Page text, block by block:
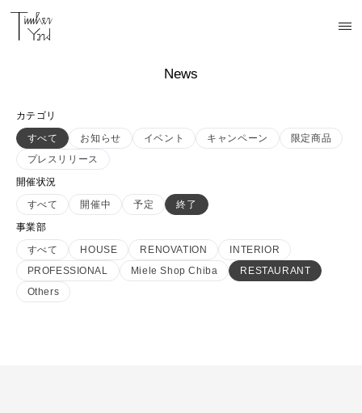
News
カテゴリ
すべて
お知らせ イベント キャンペーン
限定商品
プレスリリース
開催状況
すべて
開催中 予定
終了
事業部
すべて
HOUSE RENOVATION
INTERIOR
PROFESSIONAL
Miele Shop Chiba
RESTAURANT
Others